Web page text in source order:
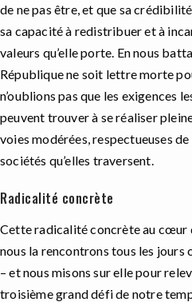
de ne pas être, et que sa
sa capacité à redistribuer et à
valeurs qu’elle porte. En nous
République ne soit lettre morte
n’oublions pas que les exigences
peuvent trouver à se réaliser
voies modérées, respectueuses
sociétés qu’elles traversent.
Radicalité concrète
Cette radicalité concrète au cœur
nous la rencontrons tous les jours
– et nous misons sur elle pour
troisième grand défi de notre